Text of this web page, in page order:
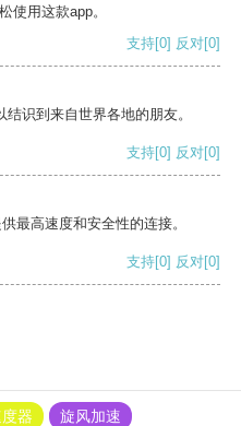
使用这款app。
支持[0] 反对[0]
识到来自世界各地的朋友。
支持[0] 反对[0]
最高速度和安全性的连接。
支持[0] 反对[0]
器 旋风加速